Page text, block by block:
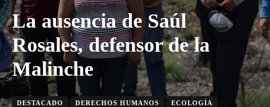
La ausencia de Saúl
Rosales, defensor de la
Malinche
DESTACADO DERECHOS HUMANOS ECOLOGÍA